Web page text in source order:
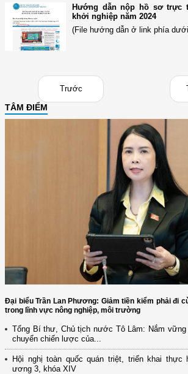
Hướng dẫn nộp hồ sơ trực
khởi nghiệp năm 2024
(File hướng dẫn ở link phía
Trước
TÂM ĐIỂM
Đại biểu Trần Lan Phương: Giảm tiền kiểm phải đi
trong lĩnh vực nông nghiệp, môi trường
Tổng Bí thư, Chủ tịch nước Tô Lâm: Nắm
chuyển chiến lược của...
Hội nghị toàn quốc quán triệt, triển khai thực
ương 3, khóa XIV